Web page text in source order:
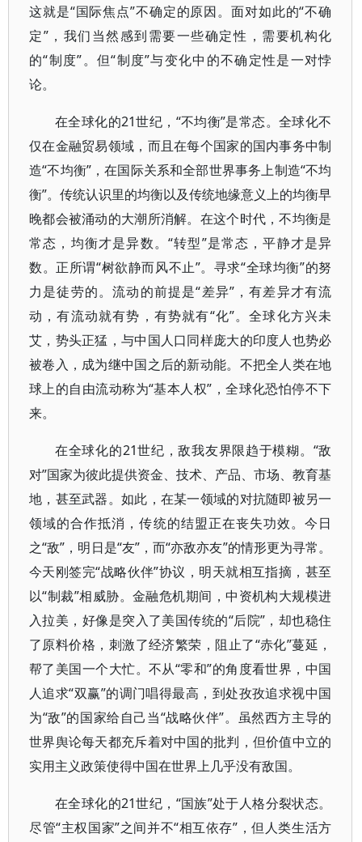
这就是“国际焦点”不确定的原因。面对如此的“不确
定”，我们当然感到需要一些确定性，需要机构化
的“制度”。但“制度”与变化中的不确定性是一对悖
论。
在全球化的21世纪，“不均衡”是常态。全球化不
仅在金融贸易领域，而且在每个国家的国内事务中制
造“不均衡”，在国际关系和全部世界事务上制造“不均
衡”。传统认识里的均衡以及传统地缘意义上的均衡早
晚都会被涌动的大潮所消解。在这个时代，不均衡是
常态，均衡才是异数。“转型”是常态，平静才是异
数。正所谓“树欲静而风不止”。寻求“全球均衡”的努
力是徒劳的。流动的前提是“差异”，有差异才有流
动，有流动就有势，有势就有“化”。全球化方兴未
艾，势头正猛，与中国人口同样庞大的印度人也势必
被卷入，成为继中国之后的新动能。不把全人类在地
球上的自由流动称为“基本人权”，全球化恐怕停不下
来。
在全球化的21世纪，敌我友界限趋于模糊。“敌
对”国家为彼此提供资金、技术、产品、市场、教育基
地，甚至武器。如此，在某一领域的对抗随即被另一
领域的合作抵消，传统的结盟正在丧失功效。今日
之“敌”，明日是“友”，而“亦敌亦友”的情形更为寻常。
今天刚签完“战略伙伴”协议，明天就相互指摘，甚至
以“制裁”相威胁。金融危机期间，中资机构大规模进
入拉美，好像是突入了美国传统的“后院”，却也稳住
了原料价格，刺激了经济繁荣，阻止了“赤化”蔓延，
帮了美国一个大忙。不从“零和”的角度看世界，中国
人追求“双赢”的调门唱得最高，到处孜孜追求视中国
为“敌”的国家给自己当“战略伙伴”。虽然西方主导的
世界舆论每天都充斥着对中国的批判，但价值中立的
实用主义政策使得中国在世界上几乎没有敌国。
在全球化的21世纪，“国族”处于人格分裂状态。
尽管“主权国家”之间并不“相互依存”，但人类生活方